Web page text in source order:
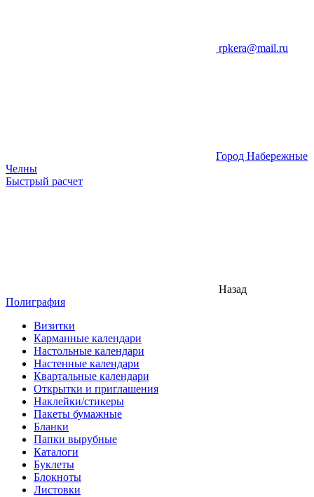
rpkera@mail.ru
Город Набережные
Челны
Быстрый расчет
Назад
Полиграфия
Визитки
Карманные календари
Настольные календари
Настенные календари
Квартальные календари
Открытки и приглашения
Наклейки/стикеры
Пакеты бумажные
Бланки
Папки вырубные
Каталоги
Буклеты
Блокноты
Листовки